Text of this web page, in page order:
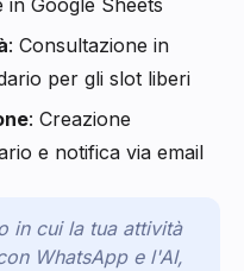
: Consultazione in
per gli slot liberi
: Creazione
e notifica via email
in cui la tua attività
WhatsApp e l'AI,